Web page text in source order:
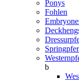
Ponys
Fohlen
b